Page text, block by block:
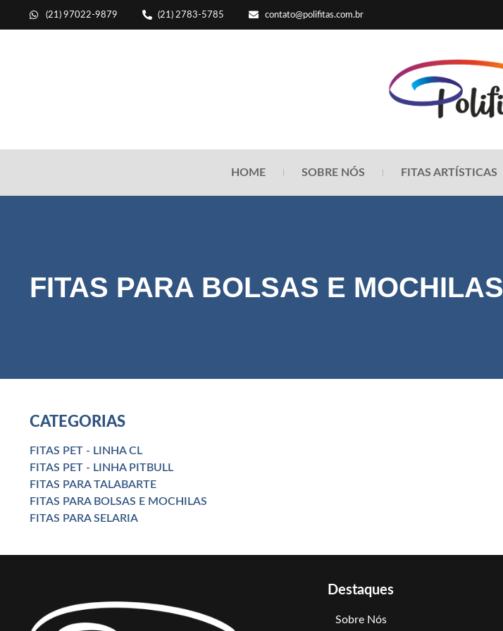
(21) 97022-9879 (21) 2783-5785 contato@polifitas.com.br
HOME SOBRE NÓS FITAS ARTÍSTICAS
FITAS PARA BOLSAS E MOCHILAS
CATEGORIAS
FITAS PET - LINHA CL
FITAS PET - LINHA PITBULL
FITAS PARA TALABARTE
FITAS PARA BOLSAS E MOCHILAS
FITAS PARA SELARIA
Destaques
Sobre Nós